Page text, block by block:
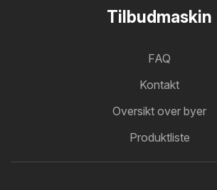
Tilbudmaskin
FAQ
Kontakt
Oversikt over byer
Produktliste